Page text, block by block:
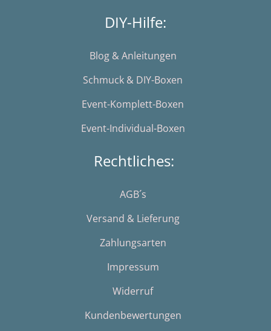
DIY-Hilfe:
Blog & Anleitungen
Schmuck & DIY-Boxen
Event-Komplett-Boxen
Event-Individual-Boxen
Rechtliches:
AGB´s
Versand & Lieferung
Zahlungsarten
Impressum
Widerruf
Kundenbewertungen